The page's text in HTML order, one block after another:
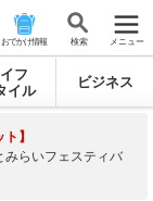
おでかけ情報 検 索 メニュー
フ
イル
ビジネス
】
みらいフェスティバ